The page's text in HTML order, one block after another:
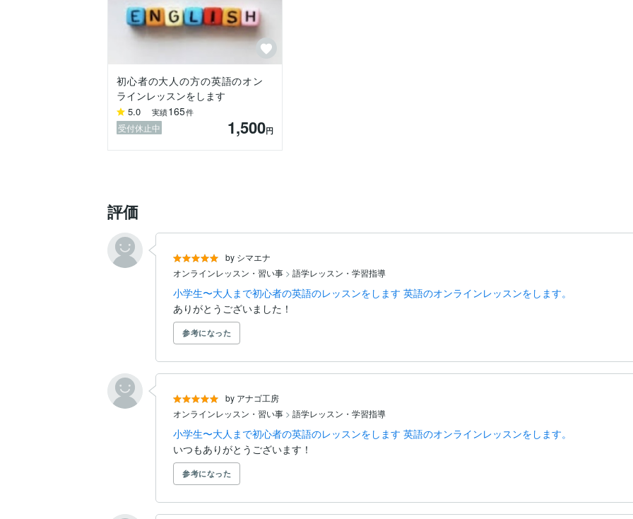
初心者の大人の方の英語のオン
ラインレッスンをします
5.0 実績165件
受付休止中 1,500円
評価
by シマエナ
オンラインレッスン・習い事 > 語学レッスン・学習指導
小学生〜大人まで初心者の英語のレッスンをします 英語のオンラインレッスンをします。
ありがとうございました！
参考になった
by アナゴ工房
オンラインレッスン・習い事 > 語学レッスン・学習指導
小学生〜大人まで初心者の英語のレッスンをします 英語のオンラインレッスンをします。
いつもありがとうございます！
参考になった